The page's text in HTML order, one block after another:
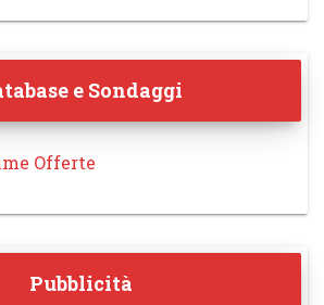
e Sondaggi
Offerte
Pubblicità